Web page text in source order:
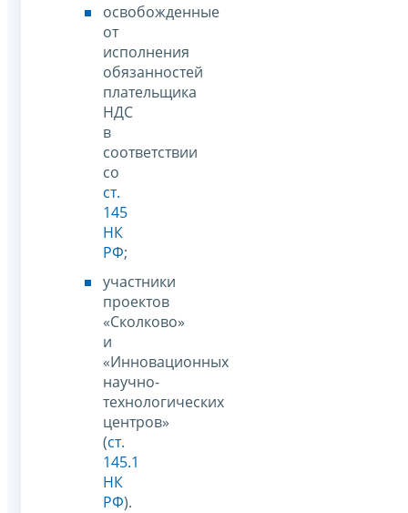
освобожденные
от
исполнения
обязанностей
плательщика
НДС
в
соответствии
со
ст.
145
НК
РФ;
участники
проектов
«Сколково»
и
«Инновационных
научно-
технологических
центров»
(ст.
145.1
НК
РФ).